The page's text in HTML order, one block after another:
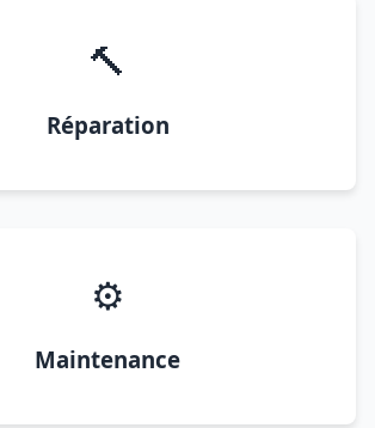
🔨
Réparation
⚙️
Maintenance